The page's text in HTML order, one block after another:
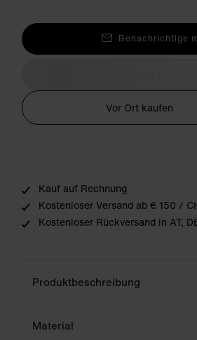
Benachrichtige
Vor Ort kaufen
Kauf auf Rechnung
Kostenloser Versand ab € 150 /
Kostenloser Rückversand in AT,
Produktbeschreibung
Material